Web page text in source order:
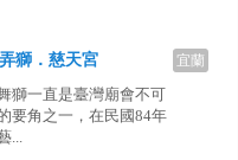
宜蘭
獅．慈天宮
獅一直是臺灣廟會不可
要角之一，在民國84年
...